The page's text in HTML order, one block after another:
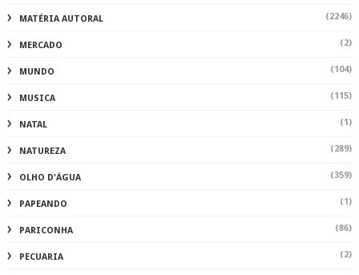
MATÉRIA AUTORAL (2246)
MERCADO (2)
MUNDO (104)
MUSICA (115)
NATAL (1)
NATUREZA (289)
OLHO D'ÁGUA (359)
PAPEANDO (1)
PARICONHA (86)
PECUARIA (2)